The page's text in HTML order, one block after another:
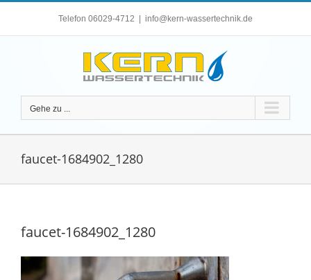
Telefon 06029-4712 info@kern-wassertechnik.de
Gehe zu ...
faucet-1684902_1280
faucet-1684902_1280